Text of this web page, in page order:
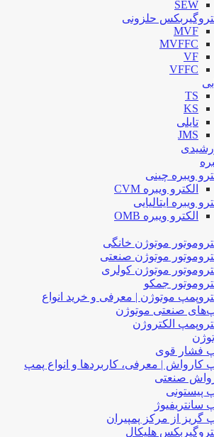
SEW
حلزونی
MVF
MVFFC
VF
VFFC
TS
KS
تایلی
JMS
ویبره چینی
الکترو ویبره CVM
ویبره ایتالیایی
الکترو ویبره OMB
موتوژن خانگی
موتوژن صنعتی
موتوژن کولری
جمکو
موتوژن | معرفی و خرید انواع
صنعتی موتوژن
الکتروژن
فشار قوی
کارواش | معرفی، کاربردها و انواع پمپ
صنعتی
پیستونی
سانتریفیوژ
گریز از مرکز پمپیران
هلیکال